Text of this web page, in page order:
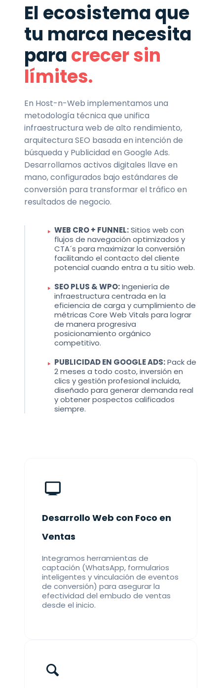
El ecosistema que
tu marca necesita
paracrecer sin
límites.
En Host-n-Web implementamos una
metodología técnica que unifica
infraestructura web de alto rendimiento,
arquitectura SEO basada en intención de
búsqueda y Publicidad en Google Ads.
Desarrollamos activos digitales llave en
mano, configurados bajo estándares de
conversión para transformar el tráfico en
resultados de negocio.
WEB CRO + FUNNEL:Sitios web con
flujos de navegación optimizados y
CTA´s para maximizar la conversión
facilitando el contacto del cliente
potencial cuando entra a tu sitio web.
SEO PLUS & WPO:Ingeniería de
infraestructura centrada en la
eficiencia de carga y cumplimiento de
métricas Core Web Vitals para lograr
de manera progresiva
posicionamiento orgánico
competitivo.
PUBLICIDAD EN GOOGLE ADS:Pack de
2 meses a todo costo, inversión en
clics y gestión profesional incluida,
diseñado para generar demanda real
y obtener pospectos calificados
siempre.
Desarrollo Web con Foco en
Ventas
Integramos herramientas de
captación (WhatsApp, formularios
inteligentes y vinculación de eventos
de conversión) para asegurar la
efectividad del embudo de ventas
desde el inicio.